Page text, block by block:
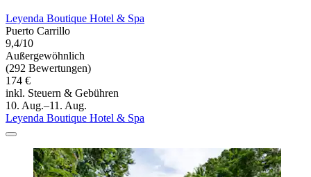
Leyenda Boutique Hotel & Spa
Puerto Carrillo
9,4/10
Außergewöhnlich
(292 Bewertungen)
174 €
inkl. Steuern & Gebühren
10. Aug.–11. Aug.
Leyenda Boutique Hotel & Spa